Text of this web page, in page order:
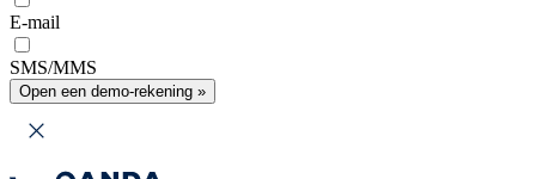
E-mail
SMS/MMS
Open een demo-rekening »